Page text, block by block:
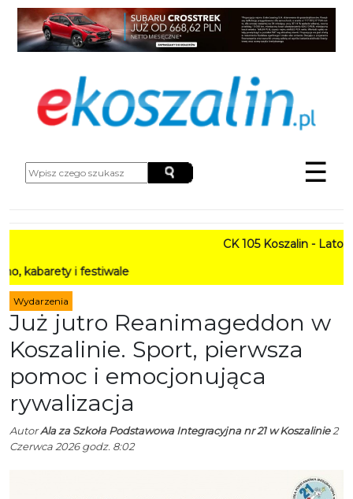
☰
CK 105 Koszalin - Lato w
i festiwale
Wydarzenia
Już jutro Reanimageddon w
Koszalinie. Sport, pierwsza
pomoc i emocjonująca
rywalizacja
AutorAla za Szkoła Podstawowa Integracyjna nr 21 w Koszalinie2
Czerwca 2026 godz. 8:02